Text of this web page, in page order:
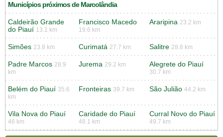
Municípios próximos de Marcolândia
Caldeirão Grande
do Piauí 13.1 km
Francisco Macedo
19.6 km
Araripina 23.2 km
Simões 23.8 km Curimatá 27.7 km Salitre 28.8 km
Padre Marcos 28.9
km
Jurema 29.2 km Alegrete do Piauí
30.7 km
Belém do Piauí 35.6
km
Fronteiras 39.7 km São Julião 44.2 km
Vila Nova do Piauí
46 km
Caridade do Piauí
48.1 km
Curral Novo do Piauí
49.7 km